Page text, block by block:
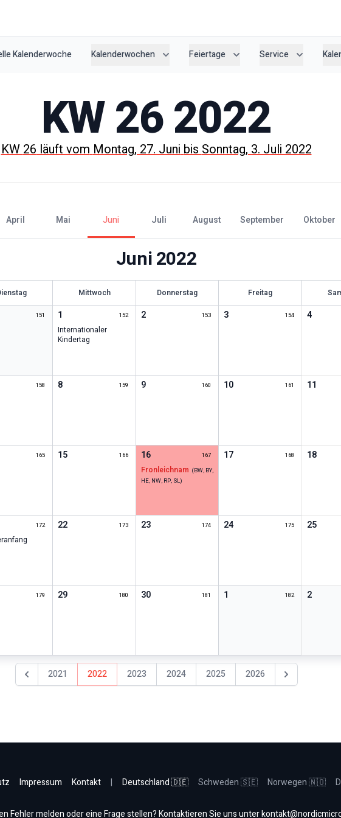
Kalenderwoche Kalenderwochen Feiertage Service
KW262022
KW26läuft vomMontag, 27. JunibisSonntag, 3. Juli 2022
April Mai Juni Juli August September Oktober
Juni2022
Mittwoch Donnerstag Freitag
151 1 152
Internationaler
Kindertag
2 153 3 154 4
158 8 159 9 160 10 161 11
165 15 166 16 167
Fronleichnam (BW, BY,
HE, NW, RP, SL)
17 168 18
172 22 173 23 174 24 175 25
179 29 180 30 181 1 182 2
Vorheriges Jahr
2021 2022 2023 2024 2025 2026 Nächstes Jahr
Impressum Kontakt | Deutschland 🇩🇪 Schweden 🇸🇪 Norwegen 🇳🇴
Fehler melden oder eine Frage stellen? Kontaktieren Sie uns unter